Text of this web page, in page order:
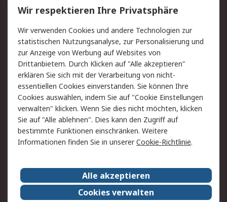
Value Added Services
Lieferlösungen
Rücksendungen
Kontakt
Hilfe
Rechtliches
AGB
Datenschutz
Cookie-Richtlinie
Zahlungsbedingungen
Copyright/Impressum
Über RS
Karriere bei RS
Nachhaltigkeit
Qualität/Umwelt/ZertifikatePresse-Center
Wir respektieren Ihre Privatsphäre
Wir verwenden Cookies und andere Technologien zur
statistischen Nutzungsanalyse, zur Personalisierung und
zur Anzeige von Werbung auf Websites von
Drittanbietern. Durch Klicken auf "Alle akzeptieren"
erklären Sie sich mit der Verarbeitung von nicht-
essentiellen Cookies einverstanden. Sie können Ihre
Cookies auswählen, indem Sie auf "Cookie Einstellungen
verwalten" klicken. Wenn Sie dies nicht möchten, klicken
Sie auf "Alle ablehnen". Dies kann den Zugriff auf
bestimmte Funktionen einschränken. Weitere
Informationen finden Sie in unsererCookie-Richtlinie.
Alle akzeptieren
Cookies verwalten